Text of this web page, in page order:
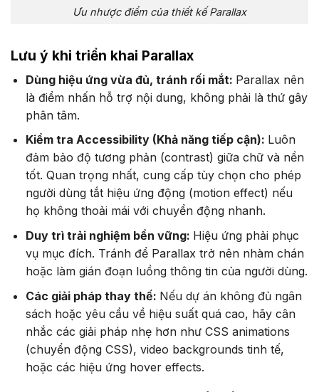
Ưu nhược điểm của thiết kế Parallax
Lưu ý khi triển khai Parallax
Dùng hiệu ứng vừa đủ, tránh rối mắt: Parallax nên
là điểm nhấn hỗ trợ nội dung, không phải là thứ gây
phân tâm.
Kiểm tra Accessibility (Khả năng tiếp cận): Luôn
đảm bảo độ tương phản (contrast) giữa chữ và nền
tốt. Quan trọng nhất, cung cấp tùy chọn cho phép
người dùng tắt hiệu ứng động (motion effect) nếu
họ không thoải mái với chuyển động nhanh.
Duy trì trải nghiệm bền vững: Hiệu ứng phải phục
vụ mục đích. Tránh để Parallax trở nên nhàm chán
hoặc làm gián đoạn luồng thông tin của người dùng.
Các giải pháp thay thế: Nếu dự án không đủ ngân
sách hoặc yêu cầu về hiệu suất quá cao, hãy cân
nhắc các giải pháp nhẹ hơn như CSS animations
(chuyển động CSS), video backgrounds tinh tế,
hoặc các hiệu ứng hover effects.